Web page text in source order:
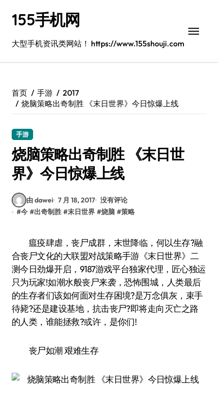
155手机网
大型手机资讯类网站！ https://www.155shouji.com
首页 手游
2017
烧脑策略出奇制胜 《末日世界》今日惊爆上线
手游
烧脑策略出奇制胜 《末日世
界》今日惊爆上线
由 dawei 7 月 18, 2017 没有评论
#今 #出奇制胜 #末日世界 #烧脑 #策略
瘟疫肆虐，丧尸成群，末世降临，何以生存?融
合丧尸文化的大联盟对战策略手游《末日世界》二
测今日劲爆开启，9187游戏平台独家代理，匠心独运
只为玩家!如潮水般丧尸来袭，恐怖围城，人类最后
的生存者们该如何面对生存困境?是万念俱灰，束手
待毙?还是建设基地，抗击丧尸?即将走向灭亡之路
的人类，谁能拯救?或许，是你们!
丧尸如潮 艰难生存